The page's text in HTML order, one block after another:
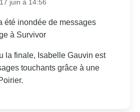
juin à 14:56
été inondée de messages
à Survivor
la finale, Isabelle Gauvin est
touchants grâce à une